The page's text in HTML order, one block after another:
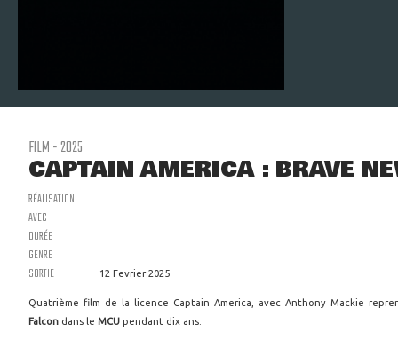
FILM - 2025
CAPTAIN AMERICA : BRAVE
RÉALISATION
AVEC
DURÉE
GENRE
SORTIE
12 Fevrier 2025
Quatrième film de la licence Captain America, avec Anthony Mackie
Falcon dans le MCU pendant dix ans.